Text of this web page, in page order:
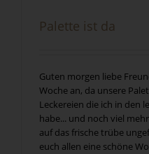
Palette ist da
Guten morgen liebe
Woche an, da unsere
Leckereien die ich in den
habe... und noch viel
auf das frische trübe
euch allen eine schöne